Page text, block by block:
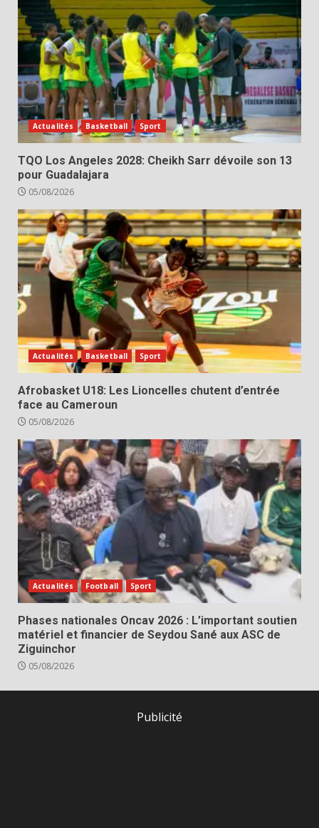
Actualités Basketball Sport
TQO Los Angeles 2028: Cheikh Sarr dévoile son 13
pour Guadalajara
05/08/2026
Actualités Basketball Sport
Afrobasket U18: Les Lioncelles chutent d’entrée
face au Cameroun
05/08/2026
Actualités Football Sport
Phases nationales Oncav 2026 : L’important soutien
matériel et financier de Seydou Sané aux ASC de
Ziguinchor
05/08/2026
Publicité